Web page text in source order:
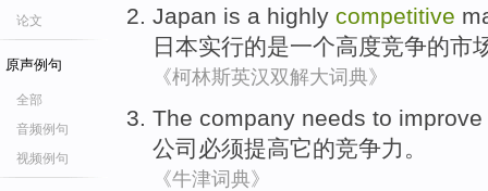
论文
原声例句
全部
音频例句
视频例句
Japan is a highly competitive
日本实行的是一个高度竞争的市
《柯林斯英汉双解大词典》
The company needs to improve
公司 必须提高它的竞争力 。
《牛津词典》